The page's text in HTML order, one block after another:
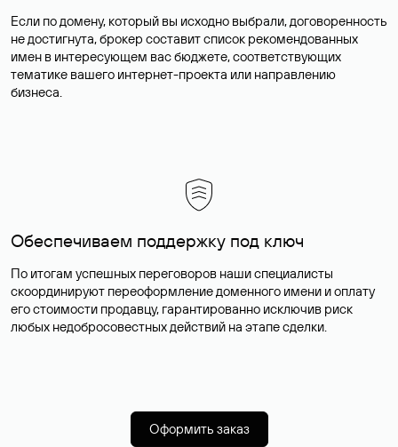
Если по домену, который вы исходно выбрали, договоренность
не достигнута, брокер составит список рекомендованных
имен в интересующем вас бюджете, соответствующих
тематике вашего интернет-проекта или направлению
бизнеса.
Обеспечиваем поддержку под ключ
По итогам успешных переговоров наши специалисты
скоординируют переоформление доменного имени и оплату
его стоимости продавцу, гарантированно исключив риск
любых недобросовестных действий на этапе сделки.
Оформить заказ